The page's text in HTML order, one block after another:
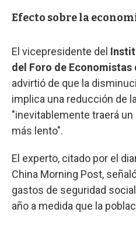
Efecto sobre la
El vicepresidente del
del Foro de Economistas
advirtió de que la
implica una reducción de
"inevitablemente traerá
más lento".
El experto, citado por el
China Morning Post,
gastos de seguridad
año a medida que la